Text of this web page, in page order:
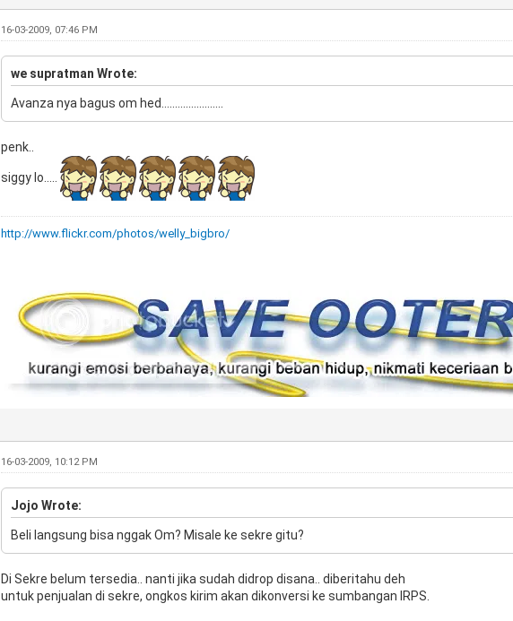
16-03-2009, 07:46 PM
we supratman Wrote:
Avanza nya bagus om hed.......................
penk..
siggy lo.....
http://www.flickr.com/photos/welly_bigbro/
16-03-2009, 10:12 PM
Jojo Wrote:
Beli langsung bisa nggak Om? Misale ke sekre gitu?
Di Sekre belum tersedia.. nanti jika sudah didrop disana.. diberitahu deh
untuk penjualan di sekre, ongkos kirim akan dikonversi ke sumbangan IRPS.